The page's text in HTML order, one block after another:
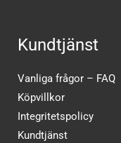
Kundtjänst
Vanliga frågor – FAQ
Köpvillkor
Integritetspolicy
Kundtjänst